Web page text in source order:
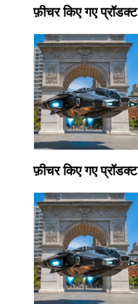
फ़ीचर किए गए प्रॉडक्ट
फ़ीचर किए गए प्रॉडक्ट